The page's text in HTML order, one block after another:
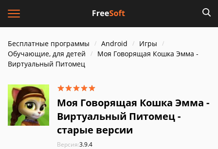
Бесплатные программы Android
Игры
Обучающие, для детей
Моя Говорящая Кошка Эмма -
Виртуальный Питомец
Моя Говорящая Кошка Эмма -
Виртуальный Питомец -
старые версии
Версия:3.9.4